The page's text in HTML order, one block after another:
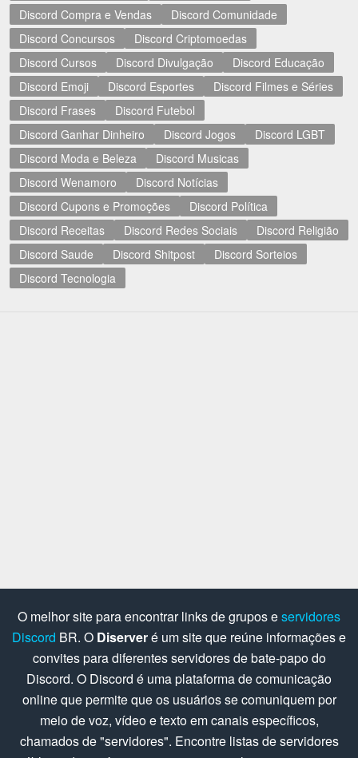
Discord Compra e Vendas
Discord Comunidade
Discord Concursos
Discord Criptomoedas
Discord Cursos
Discord Divulgação
Discord Educação
Discord Emoji
Discord Esportes
Discord Filmes e Séries
Discord Frases
Discord Futebol
Discord Ganhar Dinheiro
Discord Jogos
Discord LGBT
Discord Moda e Beleza
Discord Musicas
Discord Wenamoro
Discord Notícias
Discord Cupons e Promoções
Discord Política
Discord Receitas
Discord Redes Sociais
Discord Religião
Discord Saude
Discord Shitpost
Discord Sorteios
Discord Tecnologia
O melhor site para encontrar links de grupos eservidores
Discord BR. O Diserveré um site que reúne informações e
convites para diferentes servidores de bate-papo do
Discord. O Discord é uma plataforma de comunicação
online que permite que os usuários se comuniquem por
meio de voz, vídeo e texto em canais específicos,
chamados de "servidores". Encontre listas de servidores